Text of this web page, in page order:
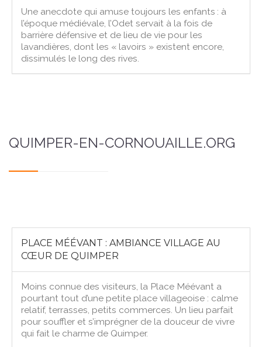
Une anecdote qui amuse toujours les enfants : à
l’époque médiévale, l’Odet servait à la fois de
barrière défensive et de lieu de vie pour les
lavandières, dont les « lavoirs » existent encore,
dissimulés le long des rives.
QUIMPER-EN-CORNOUAILLE.ORG
PLACE MÉÉVANT : AMBIANCE VILLAGE AU
CŒUR DE QUIMPER
Moins connue des visiteurs, la Place Méévant a
pourtant tout d’une petite place villageoise : calme
relatif, terrasses, petits commerces. Un lieu parfait
pour souffler et s’imprégner de la douceur de vivre
qui fait le charme de Quimper.